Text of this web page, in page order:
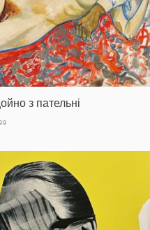
з пательні